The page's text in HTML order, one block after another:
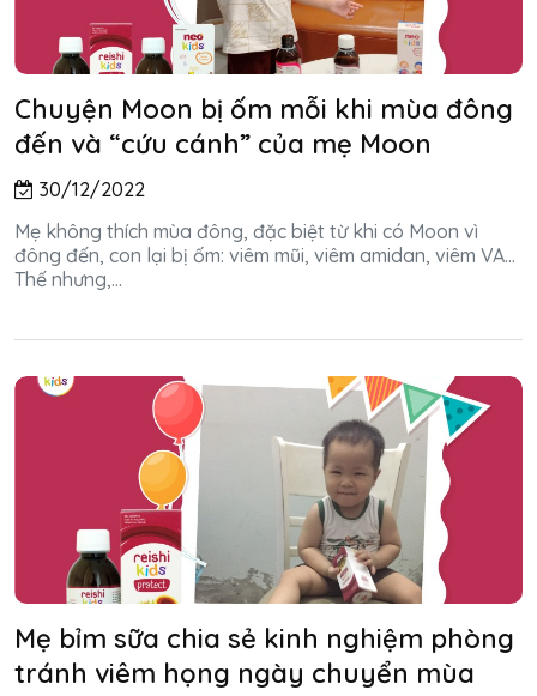
Chuyện Moon bị ốm mỗi khi mùa đông
đến và “cứu cánh” của mẹ Moon
30/12/2022
Mẹ không thích mùa đông, đặc biệt từ khi có Moon vì
đông đến, con lại bị ốm: viêm mũi, viêm amidan, viêm VA…
Thế nhưng,...
Mẹ bỉm sữa chia sẻ kinh nghiệm phòng
tránh viêm họng ngày chuyển mùa